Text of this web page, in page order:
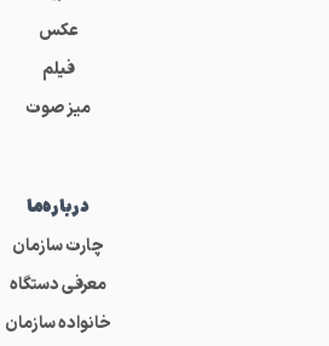
عکس
فیلم
میز صوت
درباره‌ما
چارت سازمان
معرفی دستگاه
خانواده سازمان